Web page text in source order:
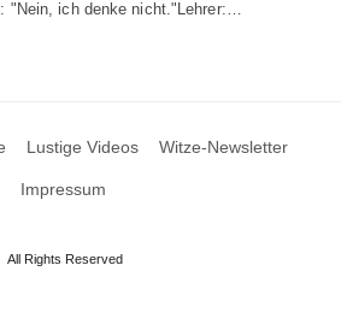
"Nein, ich denke nicht."Lehrer:…
Lustige Videos Witze-Newsletter
Impressum
All Rights Reserved